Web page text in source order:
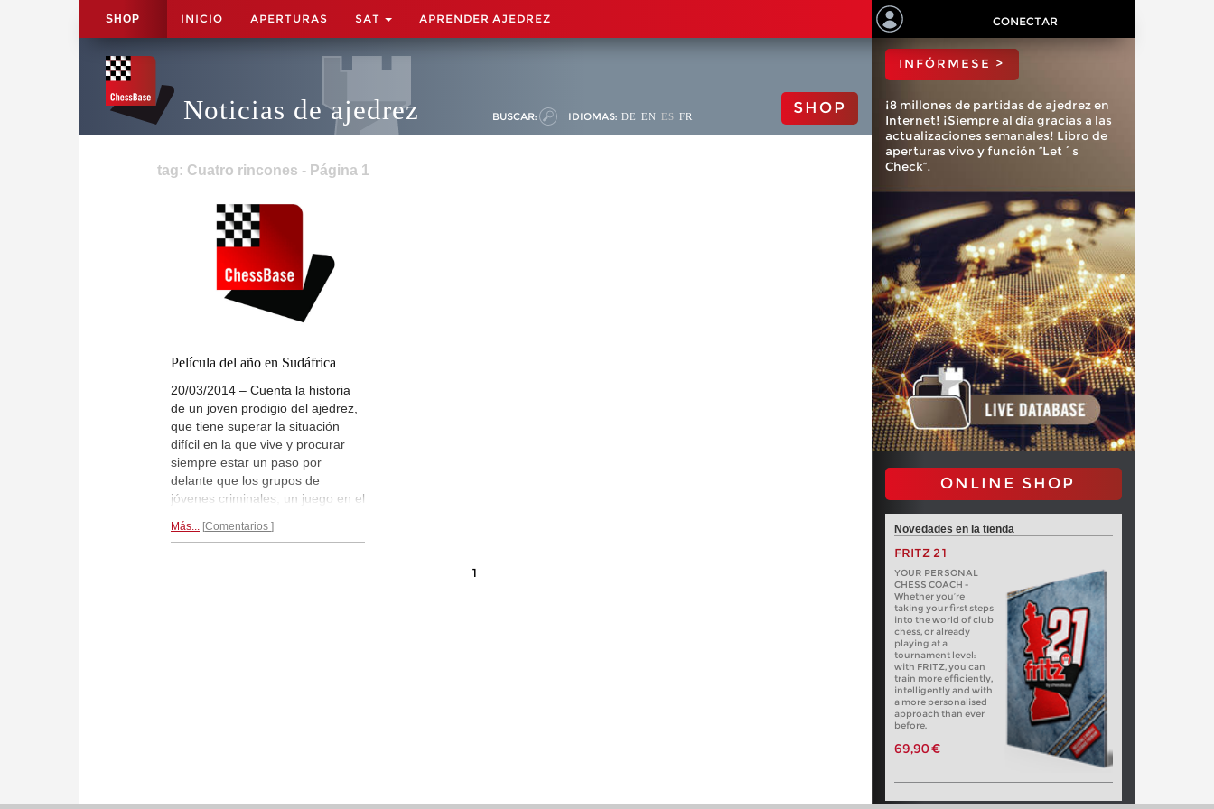
SHOP INICIO APERTURAS SAT APRENDER AJEDREZ CONECTAR
Noticias de ajedrez BUSCAR: IDIOMAS: DE EN ES FR SHOP
tag: Cuatro rincones - Página 1
Película del año en Sudáfrica
20/03/2014 – Cuenta la historia
de un joven prodigio del ajedrez,
que tiene superar la situación
difícil en la que vive y procurar
siempre estar un paso por
delante que los grupos de
jóvenes criminales, un juego en el
puede significar vivir o morir. El
Más... Comentarios
1
ChessBase?
INFÓRMESE >
¡8 millones de partidas de ajedrez en
Internet! ¡Siempre al día gracias a las
actualizaciones semanales! Libro de
aperturas vivo y función “Let´s
Check”.
ONLINE SHOP
Novedades en la tienda
FRITZ 21
YOUR PERSONAL
CHESS COACH -
Whether you’re
taking your first steps
into the world of club
chess, or already
playing at a
tournament level:
with FRITZ, you can
train more efficiently,
intelligently and with
a more personalised
approach than ever
before.
69,90 €